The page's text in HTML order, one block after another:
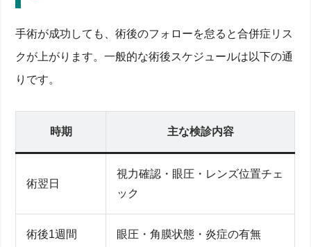
手術が成功しても、術後のフォローを怠ると合併症リス
クが上がります。一般的な術後スケジュールは以下の通
りです。
時期 主な検診内容
術翌日
視力確認・眼圧・レンズ位置チェ
ック
術後1週間 眼圧・角膜状態・炎症の有無